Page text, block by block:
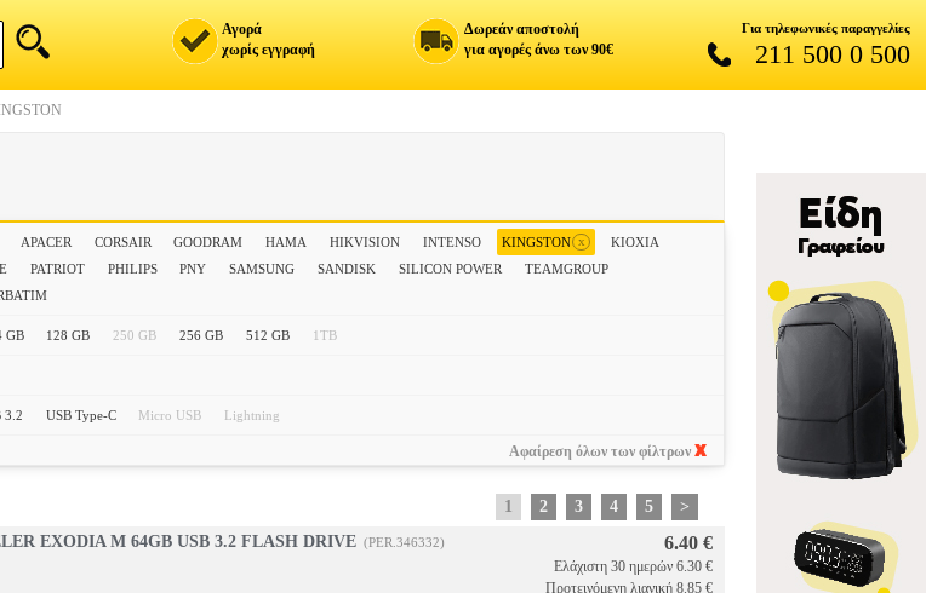
Αγορά
χωρίς εγγραφή
Δωρεάν αποστολή
για αγορές άνω των 90€
Για τηλεφωνικές παραγγελίες
211 500 0 500
APACER CORSAIR GOODRAM HAMA HIKVISION INTENSO KINGSTON x
KIOXIA
PATRIOT PHILIPS PNY SAMSUNG SANDISK SILICON POWER
TEAMGROUP
GB 128 GB 250 GB 256 GB 512 GB 1TB
3.2 USB Type-C Micro USB Lightning
Αφαίρεση όλων των φίλτρων
1 2 3 4 5
>
EXODIA M 64GB USB 3.2 FLASH DRIVE (PER.346332) 6.40 €
Ελάχιστη 30 ημερών 6.30 €
Προτεινόμενη λιανική 8.85 €